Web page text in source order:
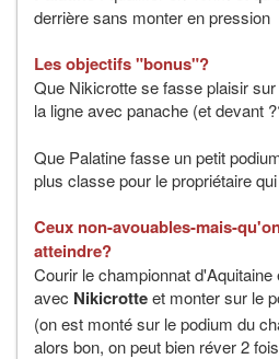
derrière sans monter en pression
Les objectifs "bonus"?
Que Nikicrotte se fasse plaisir
la ligne avec panache (et devant
Que Palatine fasse un petit
plus classe pour le propriétaire
Ceux non-avouables-mais-
atteindre?
Courir le championnat
avec Nikicrotteet monter sur le
(on est monté sur le podium du
alors bon, on peut bien réver 2